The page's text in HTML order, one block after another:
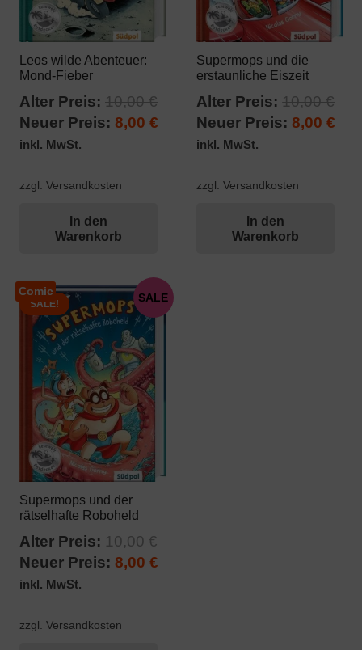
Leos wilde Abenteuer:
Mond-Fieber
Alter Preis: 10,00€Ursprünglicher
Preis
Neuer Preis: 8,00 € Aktueller
8,00 €.
inkl. MwSt.
zzgl. Versandkosten
In den
Warenkorb
Supermops und die
erstaunliche Eiszeit
Alter Preis: 10,00€
Neuer Preis: 8,00€
inkl. MwSt.
zzgl. Versandkosten
In den
Warenkorb
SALE!
Comic SALE
Supermops und der
rätselhafte Roboheld
Alter Preis: 10,00€Ursprünglicher
Preis
Neuer Preis: 8,00 €
inkl. MwSt.
zzgl. Versandkosten